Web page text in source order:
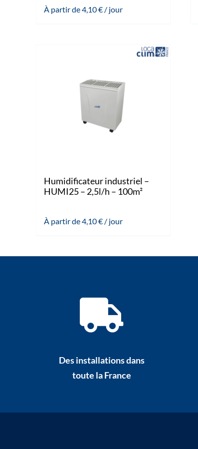
À partir de4,10€/ jour
Humidificateur industriel –
HUMI25 – 2,5l/h – 100m²
À partir de4,10€/ jour
Des installations dans
toute la France